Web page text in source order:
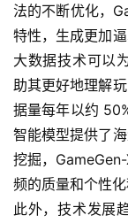
法的不断优化，
特性，生成更加
大数据技术可以
助其更好地理解
据量每年以约
智能模型提供了
挖掘，
频的质量和个性化
此外，技术发展